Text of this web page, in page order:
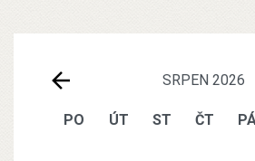
SRPEN 2026
PO ÚT ST ČT